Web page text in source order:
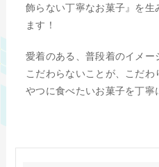
飾らない丁寧なお菓子』を
ます！
愛着のある、普段着のイメー
こだわらないことが、こだ
やつに食べたいお菓子を丁寧